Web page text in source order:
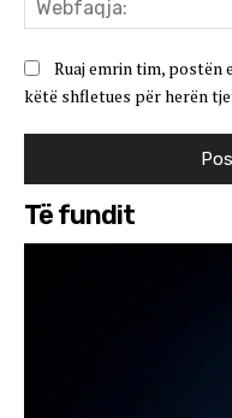
Ruaj emrin tim, postën
këtë shfletues për herën
Të fundit